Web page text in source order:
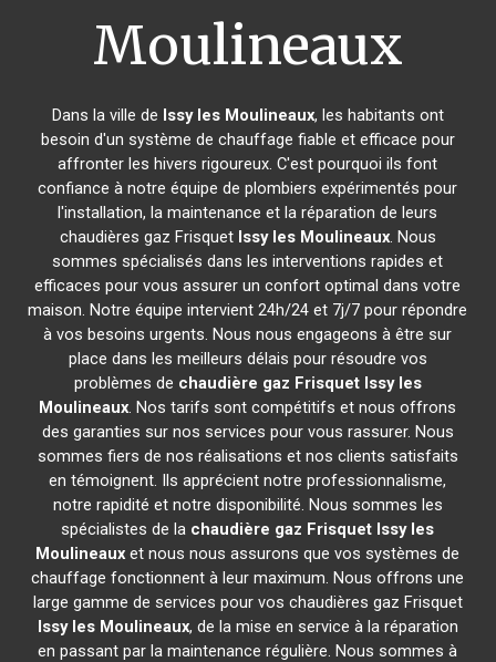
Moulineaux
Dans la ville de Issy les Moulineaux, les habitants ont
besoin d'un système de chauffage fiable et efficace pour
affronter les hivers rigoureux. C'est pourquoi ils font
confiance à notre équipe de plombiers expérimentés pour
l'installation, la maintenance et la réparation de leurs
chaudières gaz Frisquet Issy les Moulineaux. Nous
sommes spécialisés dans les interventions rapides et
efficaces pour vous assurer un confort optimal dans votre
maison. Notre équipe intervient 24h/24 et 7j/7 pour répondre
à vos besoins urgents. Nous nous engageons à être sur
place dans les meilleurs délais pour résoudre vos
problèmes de chaudière gaz Frisquet Issy les
Moulineaux. Nos tarifs sont compétitifs et nous offrons
des garanties sur nos services pour vous rassurer. Nous
sommes fiers de nos réalisations et nos clients satisfaits
en témoignent. Ils apprécient notre professionnalisme,
notre rapidité et notre disponibilité. Nous sommes les
spécialistes de la chaudière gaz Frisquet Issy les
Moulineaux et nous nous assurons que vos systèmes de
chauffage fonctionnent à leur maximum. Nous offrons une
large gamme de services pour vos chaudières gaz Frisquet
Issy les Moulineaux, de la mise en service à la réparation
en passant par la maintenance régulière. Nous sommes à